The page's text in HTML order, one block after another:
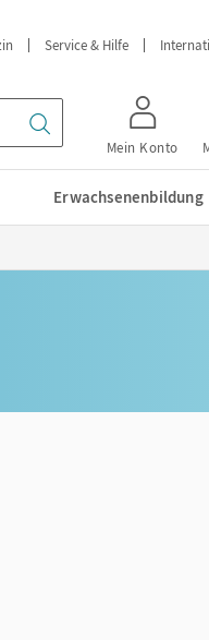
Service & Hilfe
Mein Konto
Erwachsenenbildung